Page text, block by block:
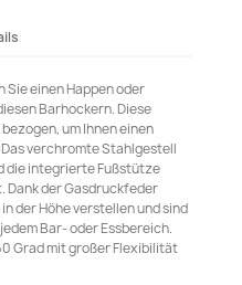
Sie einen Happen oder
Barhockern. Diese
um Ihnen einen
verchromte Stahlgestell
die integrierte Fußstütze
der Gasdruckfeder
der Höhe verstellen und sind
Bar- oder Essbereich.
Grad mit großer Flexibilität